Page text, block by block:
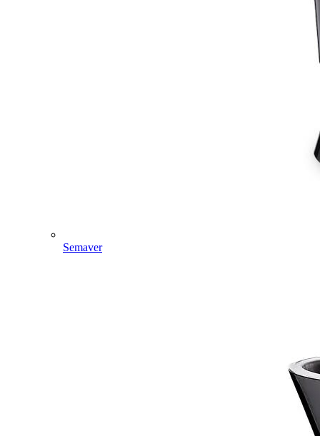
Semaver